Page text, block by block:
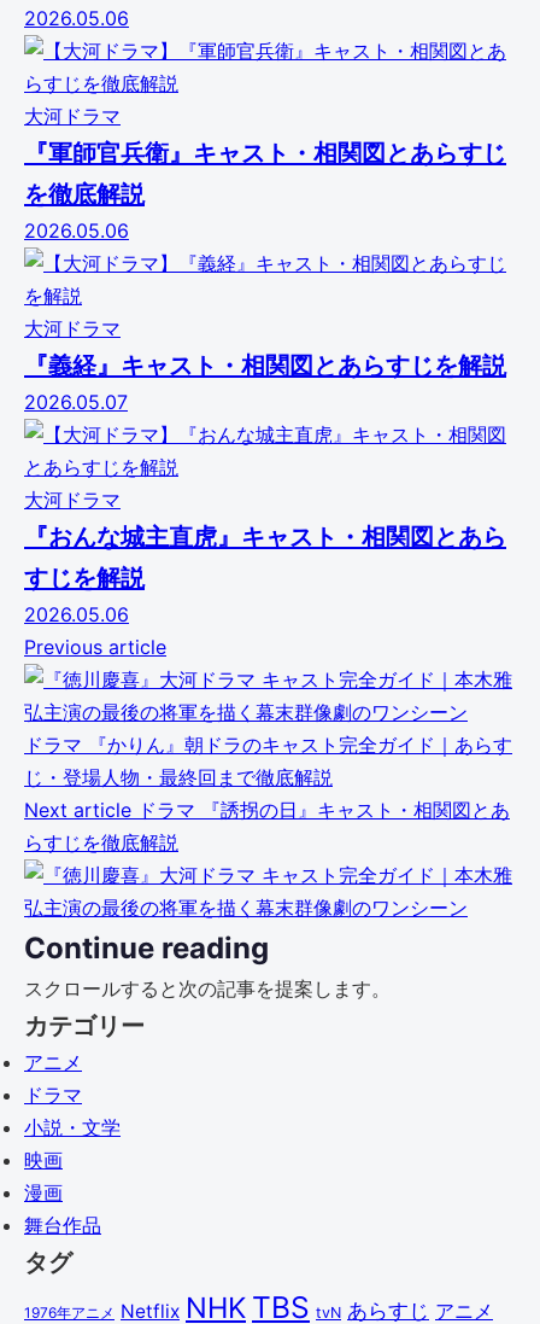
2026.05.06
大河ドラマ
『軍師官兵衛』キャスト・相関図とあらすじ
を徹底解説
2026.05.06
大河ドラマ
『義経』キャスト・相関図とあらすじを解説
2026.05.07
大河ドラマ
『おんな城主直虎』キャスト・相関図とあら
すじを解説
2026.05.06
Previous article
ドラマ
『かりん』朝ドラのキャスト完全ガイド｜あらす
じ・登場人物・最終回まで徹底解説
Next article ドラマ
『誘拐の日』キャスト・相関図とあ
らすじを徹底解説
Continue reading
スクロールすると次の記事を提案します。
カテゴリー
アニメ
ドラマ
小説・文学
映画
漫画
舞台作品
タグ
1976年アニメ Netflix NHK TBS tvN あらすじ アニメ